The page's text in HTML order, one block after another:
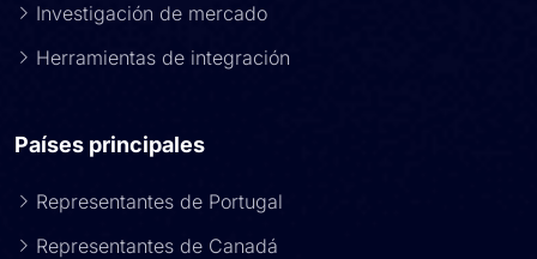
Investigación de mercado
Herramientas de integración
Países principales
Representantes de Portugal
Representantes de Canadá